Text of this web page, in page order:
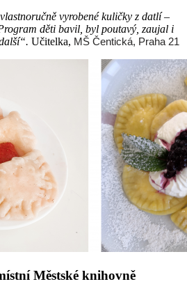
vyrobené kuličky z datlí –
děti bavil, byl poutavý, zaujal i
Učitelka, MŠ Čentická, Praha 21
Městské knihovně